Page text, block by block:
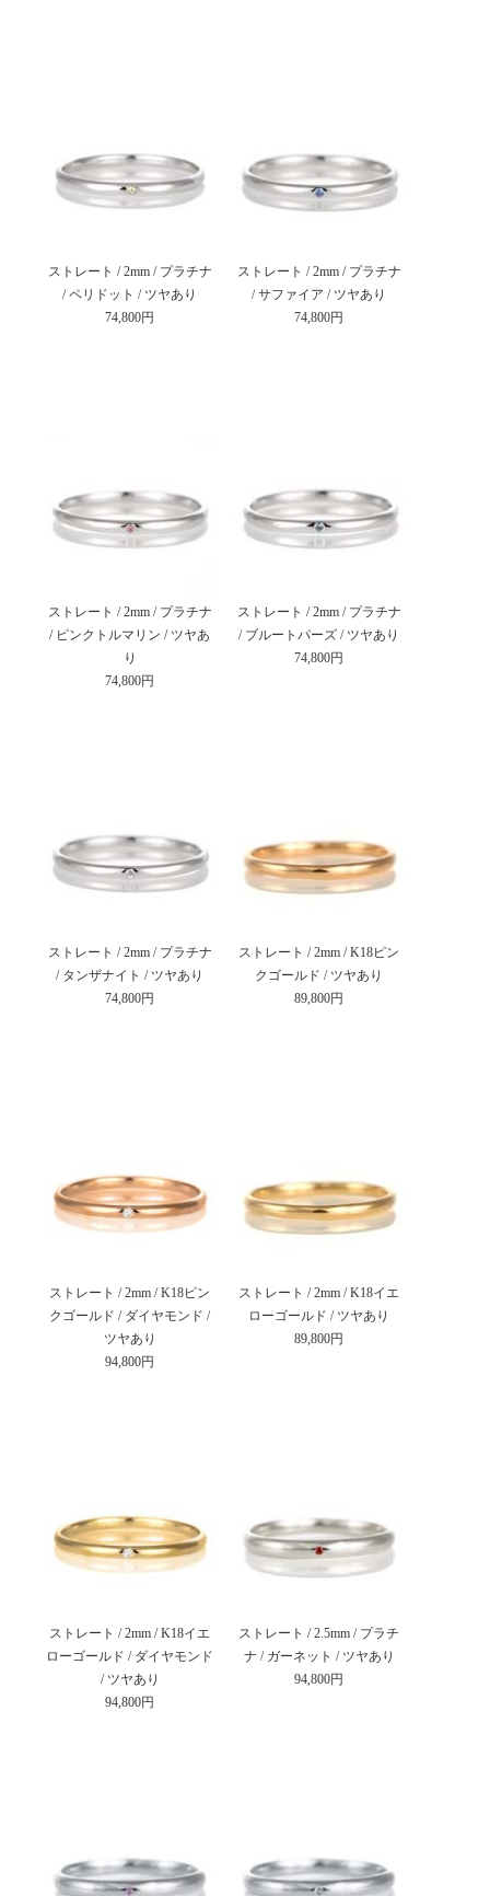
ストレート / 2mm / プラチナ
/ ペリドット / ツヤあり
74,800円
ストレート / 2mm / プラチナ
/ サファイア / ツヤあり
74,800円
ストレート / 2mm / プラチナ
/ ピンクトルマリン / ツヤあ
り
74,800円
ストレート / 2mm / プラチナ
/ ブルートパーズ / ツヤあり
74,800円
ストレート / 2mm / プラチナ
/ タンザナイト / ツヤあり
74,800円
ストレート / 2mm / K18ピン
クゴールド / ツヤあり
89,800円
ストレート / 2mm / K18ピン
クゴールド / ダイヤモンド /
ツヤあり
94,800円
ストレート / 2mm / K18イエ
ローゴールド / ツヤあり
89,800円
ストレート / 2mm / K18イエ
ローゴールド / ダイヤモンド
/ ツヤあり
94,800円
ストレート / 2.5mm / プラチ
ナ / ガーネット / ツヤあり
94,800円